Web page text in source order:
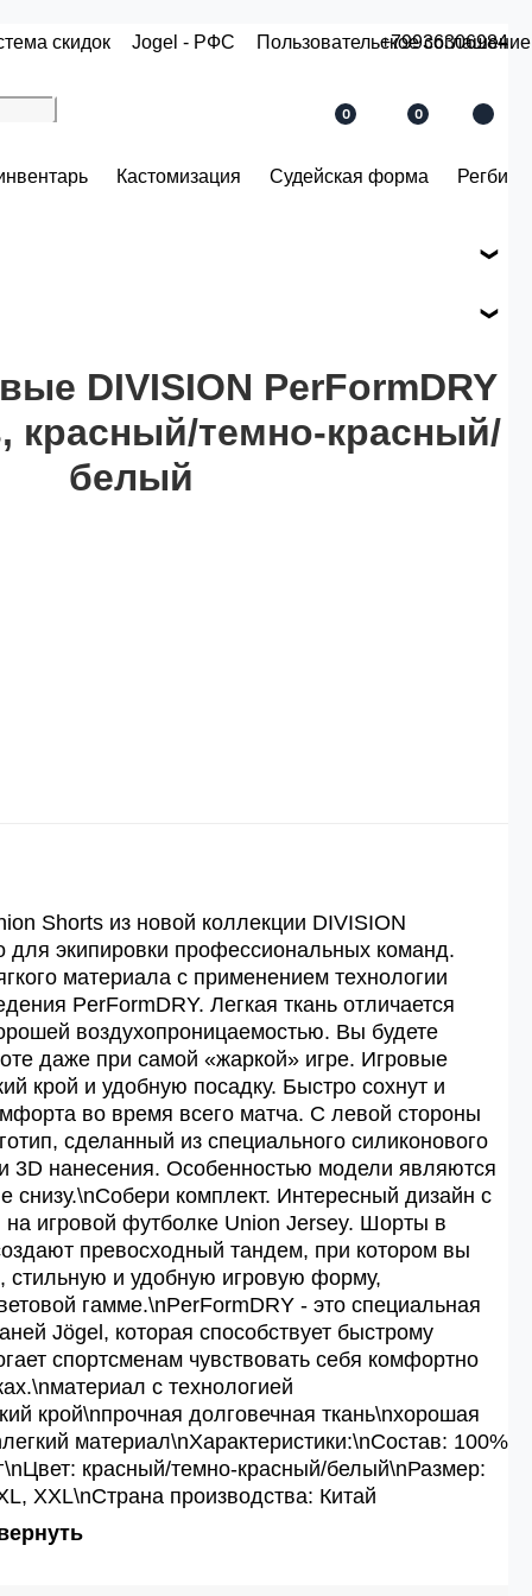
скидок Jogel - РФС Пользовательское соглашение
+79936306984
0 0
Кастомизация Судейская форма Регби
по розничной цене
DIVISION PerFormDRY
красный/темно-красный/
белый
Shorts из новой коллекции DIVISION
для экипировки профессиональных команд.
материала с применением технологии
PerFormDRY. Легкая ткань отличается
воздухопроницаемостью. Вы будете
даже при самой «жаркой» игре. Игровые
крой и удобную посадку. Быстро сохнут и
во время всего матча. С левой стороны
сделанный из специального силиконового
3D нанесения. Особенностью модели являются
комплект. Интересный дизайн с
игровой футболке Union Jersey. Шорты в
превосходный тандем, при котором вы
стильную и удобную игровую форму,
гамме.\nPerFormDRY - это специальная
Jögel, которая способствует быстрому
спортсменам чувствовать себя комфортно
с технологией
крой\nпрочная долговечная ткань\nхорошая
материал\nХарактеристики:\nСостав: 100%
красный/темно-красный/белый\nРазмер:
XXL\nСтрана производства: Китай